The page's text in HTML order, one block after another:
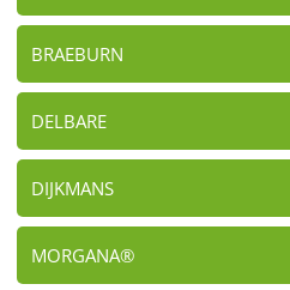
BRAEBURN
DELBARE
DIJKMANS
MORGANA®